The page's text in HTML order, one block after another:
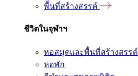
พื้นที่สร้างสรรค์
ชีวิตในจุฬาฯ
หอสมุดและพื้นที่สร้างสรรค์
หอพัก